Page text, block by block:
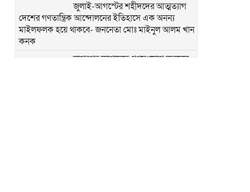
জুলাই-আগস্টের শহীদদের আত্মত্যাগ
দেশের গণতান্ত্রিক আন্দোলনের ইতিহাসে এক অনন্য
মাইলফলক হয়ে থাকবে- জননেতা মোঃ মাইনুল আলম খান
কনক
নাগরপুর কাশাদহে গণসংযোগ করলেন